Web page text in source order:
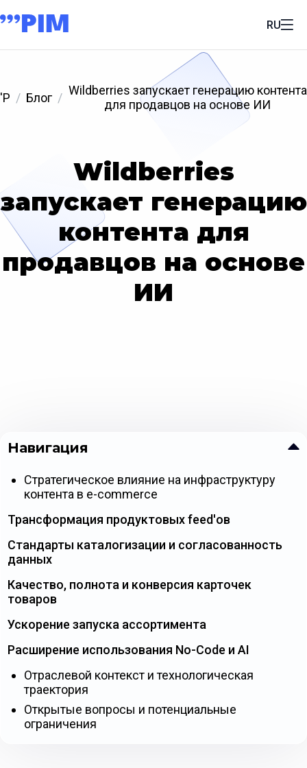
RU
'P Блог
Wildberries запускает генерацию контента
для продавцов на основе ИИ
Wildberries
запускает генерацию
контента для
продавцов на основе
ИИ
Навигация
Стратегическое влияние на инфраструктуру
контента в e-commerce
Трансформация продуктовых feed'ов
Стандарты каталогизации и согласованность
данных
Качество, полнота и конверсия карточек
товаров
Ускорение запуска ассортимента
Расширение использования No-Code и AI
Отраслевой контекст и технологическая
траектория
Открытые вопросы и потенциальные
ограничения